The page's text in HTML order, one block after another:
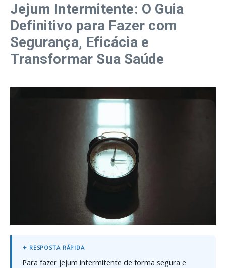
Jejum Intermitente: O Guia
Definitivo para Fazer com
Segurança, Eficácia e
Transformar Sua Saúde
Para fazer jejum intermitente de forma segura e